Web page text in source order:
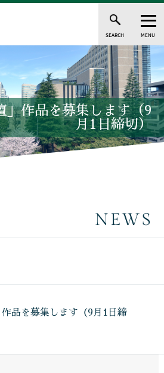
SEARCH MENU
」作品を募集します（9
月1日締切）
NEWS
品を募集します（9月1日締